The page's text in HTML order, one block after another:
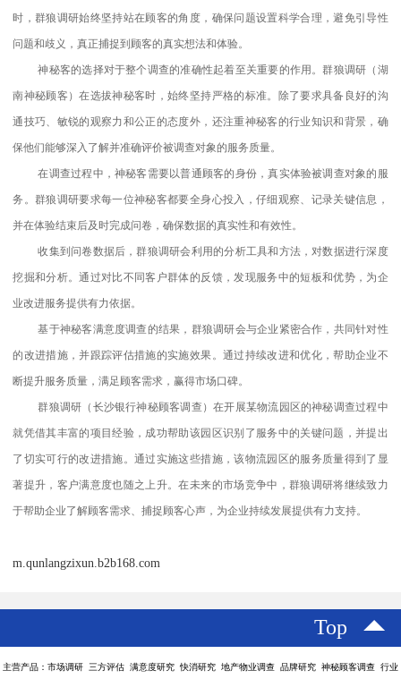
时，群狼调研始终坚持站在顾客的角度，确保问题设置科学合理，避免引导性
问题和歧义，真正捕捉到顾客的真实想法和体验。
神秘客的选择对于整个调查的准确性起着至关重要的作用。群狼调研（湖
南神秘顾客）在选拔神秘客时，始终坚持严格的标准。除了要求具备良好的沟
通技巧、敏锐的观察力和公正的态度外，还注重神秘客的行业知识和背景，确
保他们能够深入了解并准确评价被调查对象的服务质量。
在调查过程中，神秘客需要以普通顾客的身份，真实体验被调查对象的服
务。群狼调研要求每一位神秘客都要全身心投入，仔细观察、记录关键信息，
并在体验结束后及时完成问卷，确保数据的真实性和有效性。
收集到问卷数据后，群狼调研会利用的分析工具和方法，对数据进行深度
挖掘和分析。通过对比不同客户群体的反馈，发现服务中的短板和优势，为企
业改进服务提供有力依据。
基于神秘客满意度调查的结果，群狼调研会与企业紧密合作，共同针对性
的改进措施，并跟踪评估措施的实施效果。通过持续改进和优化，帮助企业不
断提升服务质量，满足顾客需求，赢得市场口碑。
群狼调研（长沙银行神秘顾客调查）在开展某物流园区的神秘调查过程中
就凭借其丰富的项目经验，成功帮助该园区识别了服务中的关键问题，并提出
了切实可行的改进措施。通过实施这些措施，该物流园区的服务质量得到了显
著提升，客户满意度也随之上升。在未来的市场竞争中，群狼调研将继续致力
于帮助企业了解顾客需求、捕捉顾客心声，为企业持续发展提供有力支持。
m.qunlangzixun.b2b168.com
Top
主营产品：市场调研 三方评估 满意度研究 快消研究 地产物业调查 品牌研究 神秘顾客调查 行业